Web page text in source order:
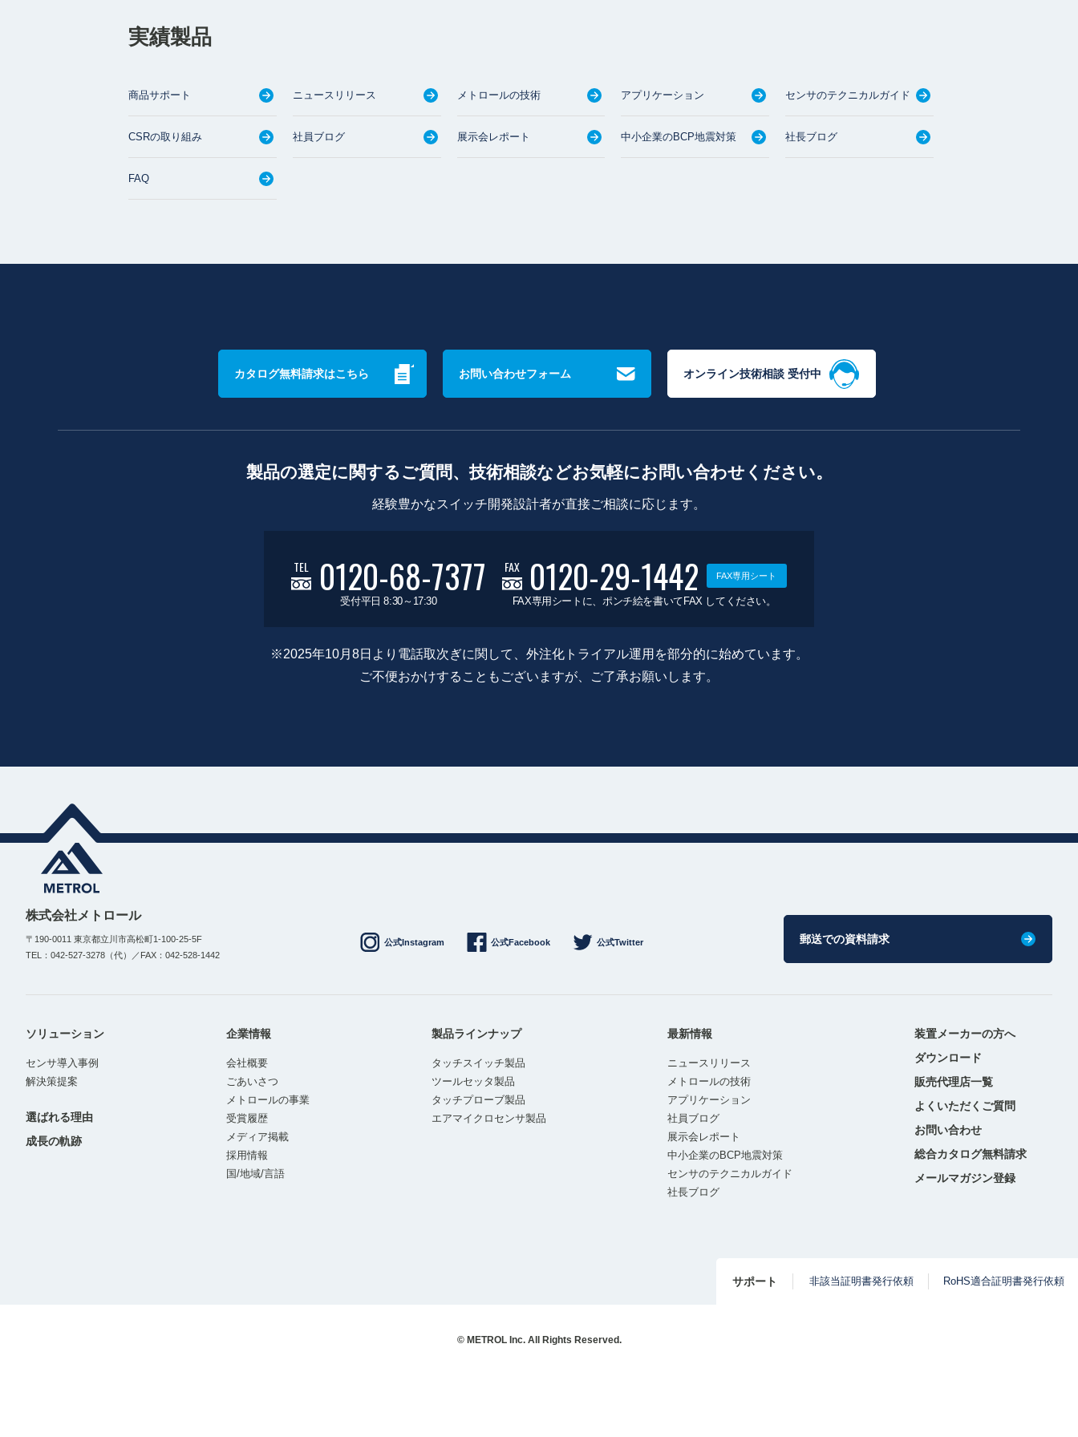
実績製品
商品サポート ニュースリリース メトロールの技術 アプリケーション センサのテクニカルガイド
CSRの取り組み 社員ブログ 展示会レポート 中小企業のBCP地震対策 社長ブログ
FAQ
カタログ無料請求はこちら お問い合わせフォーム オンライン技術相談 受付中
製品の選定に関するご質問、技術相談などお気軽にお問い合わせください。
経験豊かなスイッチ開発設計者が直接ご相談に応じます。
TEL 0120-68-7377
受付平日 8:30～17:30
FAX 0120-29-1442 FAX専用シート
FAX専用シートに、ポンチ絵を書いてFAX してください。
※2025年10月8日より電話取次ぎに関して、外注化トライアル運用を部分的に始めています。
ご不便おかけすることもございますが、ご了承お願いします。
株式会社メトロール
〒190-0011 東京都立川市高松町1-100-25-5F
TEL：042-527-3278（代）／FAX：042-528-1442
公式Instagram 公式Facebook 公式Twitter 郵送での資料請求
ソリューション
センサ導入事例
解決策提案
選ばれる理由
成長の軌跡
企業情報
会社概要
ごあいさつ
メトロールの事業
受賞履歴
メディア掲載
採用情報
国/地域/言語
製品ラインナップ
タッチスイッチ製品
ツールセッタ製品
タッチプローブ製品
エアマイクロセンサ製品
最新情報
ニュースリリース
メトロールの技術
アプリケーション
社員ブログ
展示会レポート
中小企業のBCP地震対策
センサのテクニカルガイド
社長ブログ
装置メーカーの方へ
ダウンロード
販売代理店一覧
よくいただくご質問
お問い合わせ
総合カタログ無料請求
メールマガジン登録
サポート 非該当証明書発行依頼 RoHS適合証明書発行依頼
© METROL Inc. All Rights Reserved.